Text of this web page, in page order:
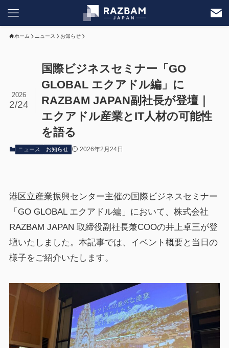
ホーム ニュース お知らせ
国際ビジネスセミナー「GO
GLOBAL エクアドル編」に
RAZBAM JAPAN副社長が登壇｜
エクアドル産業とIT人材の可能性
を語る
2026
2/24
ニュース お知らせ 2026年2月24日
港区立産業振興センター主催の国際ビジネスセミナー
「GO GLOBAL エクアドル編」において、株式会社
RAZBAM JAPAN 取締役副社長兼COOの井上卓三が登
壇いたしました。本記事では、イベント概要と当日の
様子をご紹介いたします。